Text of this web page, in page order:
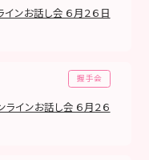
インお話し会 ６月２６日
握手会
ラインお話し会 ６月２６